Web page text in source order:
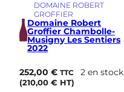
DOMAINE ROBERT
GROFFIER
Domaine Robert
Groffier Chambolle-
Musigny Les Sentiers
2022
252,00€ TTC
(210,00€ HT)
2 en stock